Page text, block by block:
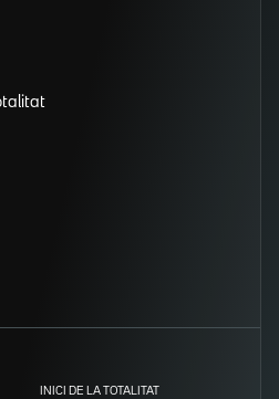
INICI DE LA TOTALITAT